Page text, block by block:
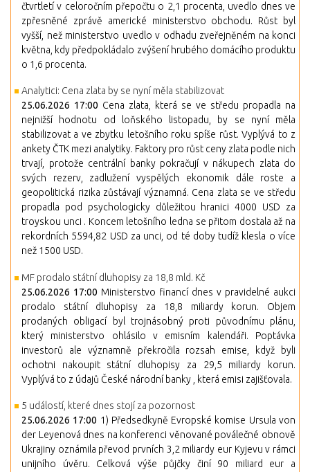
čtvrtletí v celoročním přepočtu o 2,1 procenta, uvedlo dnes ve
zpřesněné zprávě americké ministerstvo obchodu. Růst byl
vyšší, než ministerstvo uvedlo v odhadu zveřejněném na konci
května, kdy předpokládalo zvýšení hrubého domácího produktu
o 1,6 procenta.
Analytici: Cena zlata by se nyní měla stabilizovat
25.06.2026 17:00 Cena zlata, která se ve středu propadla na
nejnižší hodnotu od loňského listopadu, by se nyní měla
stabilizovat a ve zbytku letošního roku spíše růst. Vyplývá to z
ankety ČTK mezi analytiky. Faktory pro růst ceny zlata podle nich
trvají, protože centrální banky pokračují v nákupech zlata do
svých rezerv, zadlužení vyspělých ekonomik dále roste a
geopolitická rizika zůstávají významná. Cena zlata se ve středu
propadla pod psychologicky důležitou hranici 4000 USD za
troyskou unci . Koncem letošního ledna se přitom dostala až na
rekordních 5594,82 USD za unci, od té doby tudíž klesla o více
než 1500 USD.
MF prodalo státní dluhopisy za 18,8 mld. Kč
25.06.2026 17:00 Ministerstvo financí dnes v pravidelné aukci
prodalo státní dluhopisy za 18,8 miliardy korun. Objem
prodaných obligací byl trojnásobný proti původnímu plánu,
který ministerstvo ohlásilo v emisním kalendáři. Poptávka
investorů ale významně překročila rozsah emise, když byli
ochotni nakoupit státní dluhopisy za 29,5 miliardy korun.
Vyplývá to z údajů České národní banky , která emisi zajišťovala.
5 událostí, které dnes stojí za pozornost
25.06.2026 17:00 1) Předsedkyně Evropské komise Ursula von
der Leyenová dnes na konferenci věnované poválečné obnově
Ukrajiny oznámila převod prvních 3,2 miliardy eur Kyjevu v rámci
unijního úvěru. Celková výše půjčky činí 90 miliard eur a